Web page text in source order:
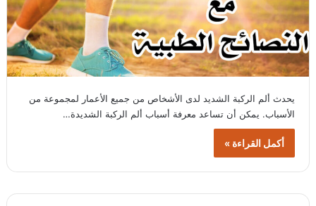
يحدث ألم الركبة الشديد لدى الأشخاص من جميع الأعمار لمجموعة من
الأسباب. يمكن أن تساعد معرفة أسباب ألم الركبة الشديدة…
أكمل القراءة »